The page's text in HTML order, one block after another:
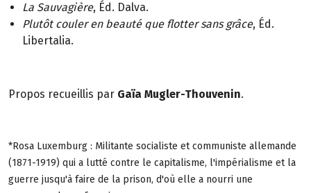
La Sauvagière, Éd. Dalva.
Plutôt couler en beauté que flotter sans grâce, Éd.
Libertalia.
Propos recueillis par Gaïa Mugler-Thouvenin.
*Rosa Luxemburg : Militante socialiste et communiste allemande
(1871-1919) qui a lutté contre le capitalisme, l'impérialisme et la
guerre jusqu'à faire de la prison, d'où elle a nourri une